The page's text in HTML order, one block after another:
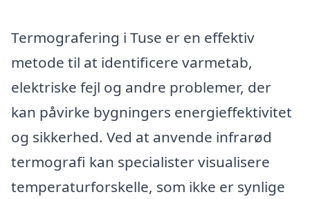
Termografering i Tuse er en effektiv
metode til at identificere varmetab,
elektriske fejl og andre problemer, der
kan påvirke bygningers energieffektivitet
og sikkerhed. Ved at anvende infrarød
termografi kan specialister visualisere
temperaturforskelle, som ikke er synlige